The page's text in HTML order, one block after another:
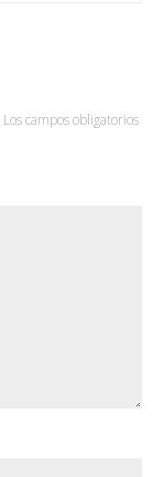
Los campos obligatorios